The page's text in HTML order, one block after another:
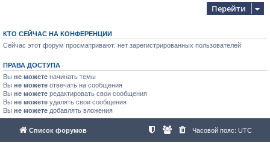
Перейти
КТО СЕЙЧАС НА КОНФЕРЕНЦИИ
Сейчас этот форум просматривают: нет зарегистрированных пользователей
ПРАВА ДОСТУПА
Вы не можете начинать темы
Вы не можете отвечать на сообщения
Вы не можете редактировать свои сообщения
Вы не можете удалять свои сообщения
Вы не можете добавлять вложения
Список форумов Часовой пояс: UTC